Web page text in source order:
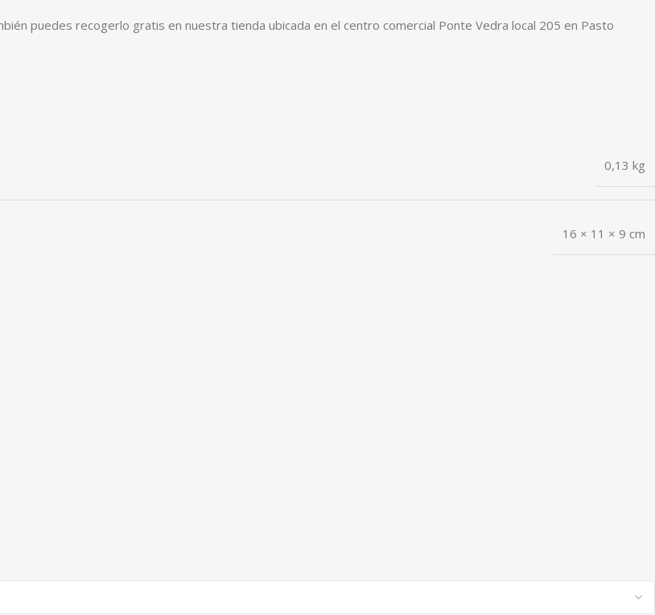
puedes recogerlo gratis en nuestra tienda ubicada en el centro comercial Ponte Vedra local 205 en Pasto
0,13 kg
16 × 11 × 9 cm